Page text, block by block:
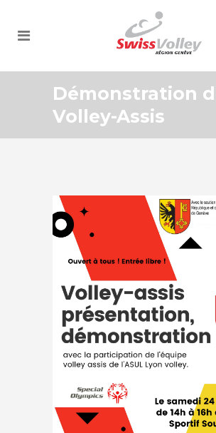
Démonstration
Volley-Assis